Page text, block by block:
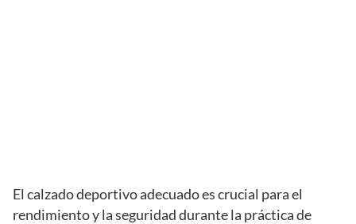
El calzado deportivo adecuado es crucial para el
rendimiento y la seguridad durante la práctica de